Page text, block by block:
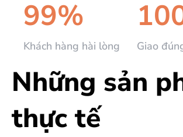
99%
Khách hàng hài lòng Giao
Những sản
thực tế